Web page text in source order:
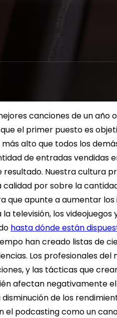
canciones de un año
el primer puesto es
alto que todos los
de entradas vendidas
Nuestra cultura
calidad por sobre la
que apunte a aumentar
televisión, los
hasta dónde están
han creado listas de
Los profesionales del
y las tácticas que
afectan negativamente
disminución de los
el podcasting como un